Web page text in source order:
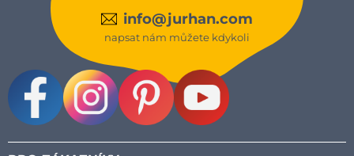
info@jurhan.com
napsat nám můžete kdykoli